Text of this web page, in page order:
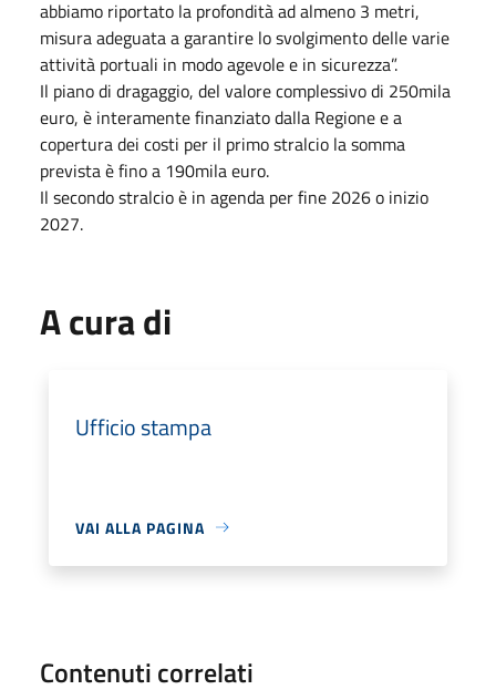
abbiamo riportato la profondità ad almeno 3 metri,
misura adeguata a garantire lo svolgimento delle varie
attività portuali in modo agevole e in sicurezza”.
Il piano di dragaggio, del valore complessivo di 250mila
euro, è interamente finanziato dalla Regione e a
copertura dei costi per il primo stralcio la somma
prevista è fino a 190mila euro.
Il secondo stralcio è in agenda per fine 2026 o inizio
2027.
A cura di
Ufficio stampa
VAI ALLA PAGINA
Contenuti correlati